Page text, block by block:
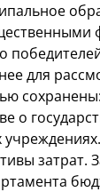
для
о
затрат.